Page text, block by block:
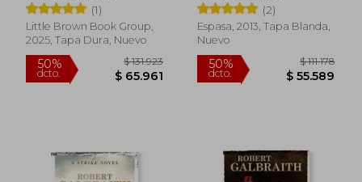
(1)
Little Brown Book Group,
2025, Tapa Dura, Nuevo
(2)
Espasa, 2013, Tapa Blanda,
Nuevo